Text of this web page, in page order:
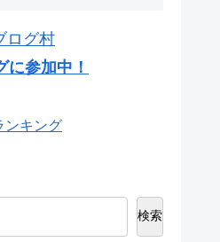
ログ村
に参加中！
ンキング
検索